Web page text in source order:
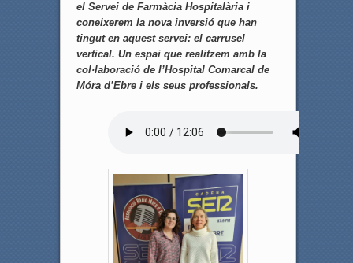
el Servei de Farmàcia Hospitalària i
coneixerem la nova inversió que han
tingut en aquest servei: el carrusel
vertical. Un espai que realitzem amb la
col·laboració de l’Hospital Comarcal de
Móra d’Ebre i els seus professionals.